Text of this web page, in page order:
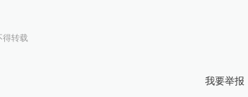
得转载
我要举报